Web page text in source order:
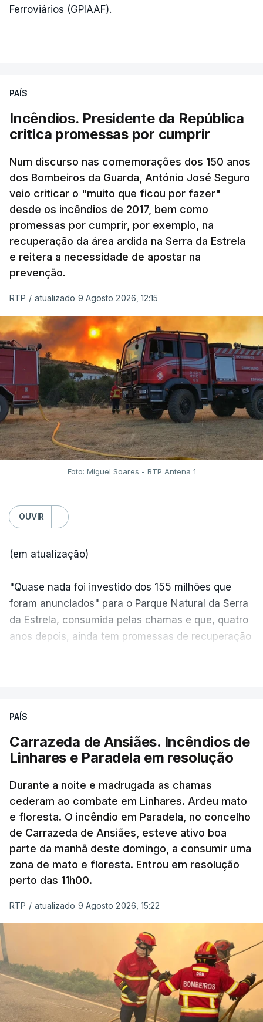
Ferroviários (GPIAAF).
PAÍS
Incêndios. Presidente da República
critica promessas por cumprir
Num discurso nas comemorações dos 150 anos
dos Bombeiros da Guarda, António José Seguro
veio criticar o "muito que ficou por fazer"
desde os incêndios de 2017, bem como
promessas por cumprir, por exemplo, na
recuperação da área ardida na Serra da Estrela
e reitera a necessidade de apostar na
prevenção.
RTP / atualizado 9 Agosto 2026, 12:15
Foto: Miguel Soares - RTP Antena 1
OUVIR
(em atualização)
"Quase nada foi investido dos 155 milhões que
foram anunciados" para o Parque Natural da Serra
da Estrela, consumida pelas chamas e que, quatro
anos depois, ainda tem promessas de recuperação
ESTE CONTEÚDO ESTÁ NESTE
PAÍS
Carrazeda de Ansiães. Incêndios de
Linhares e Paradela em resolução
Durante a noite e madrugada as chamas
cederam ao combate em Linhares. Ardeu mato
e floresta. O incêndio em Paradela, no concelho
de Carrazeda de Ansiães, esteve ativo boa
parte da manhã deste domingo, a consumir uma
zona de mato e floresta. Entrou em resolução
perto das 11h00.
RTP / atualizado 9 Agosto 2026, 15:22